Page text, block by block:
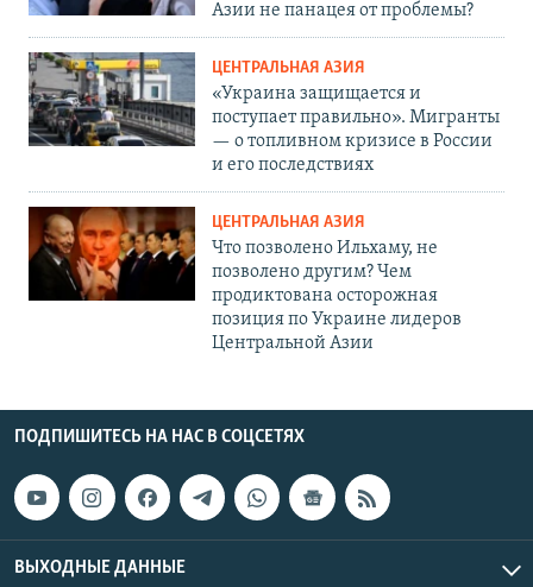
Азии не панацея от проблемы?
ЦЕНТРАЛЬНАЯ АЗИЯ
«Украина защищается и
поступает правильно». Мигранты
— о топливном кризисе в России
и его последствиях
ЦЕНТРАЛЬНАЯ АЗИЯ
Что позволено Ильхаму, не
позволено другим? Чем
продиктована осторожная
позиция по Украине лидеров
Центральной Азии
ПОДПИШИТЕСЬ НА НАС В СОЦСЕТЯХ
ВЫХОДНЫЕ ДАННЫЕ